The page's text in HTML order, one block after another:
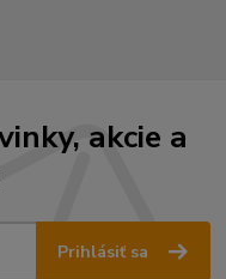
akcie a
Prihlásiť sa